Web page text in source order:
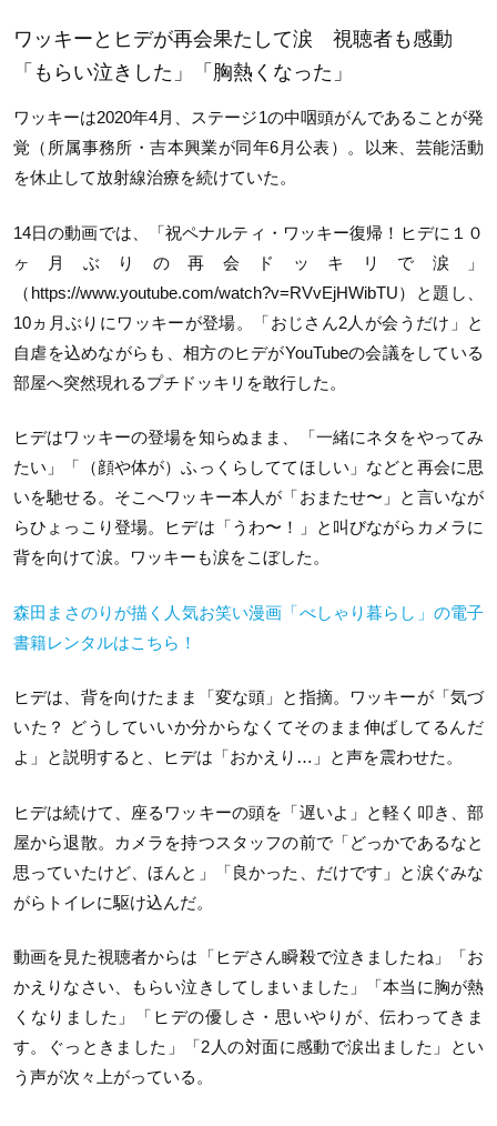
ワッキーとヒデが再会果たして涙 視聴者も感動
「もらい泣きした」「胸熱くなった」
ワッキーは2020年4月、ステージ1の中咽頭がんであることが発
覚（所属事務所・吉本興業が同年6月公表）。以来、芸能活動
を休止して放射線治療を続けていた。
14日の動画では、「祝ペナルティ・ワッキー復帰！ヒデに１０
ヶ月ぶりの再会ドッキリで涙」
（https://www.youtube.com/watch?v=RVvEjHWibTU）と題し、
10ヵ月ぶりにワッキーが登場。「おじさん2人が会うだけ」と
自虐を込めながらも、相方のヒデがYouTubeの会議をしている
部屋へ突然現れるプチドッキリを敢行した。
ヒデはワッキーの登場を知らぬまま、「一緒にネタをやってみ
たい」「（顔や体が）ふっくらしててほしい」などと再会に思
いを馳せる。そこへワッキー本人が「おまたせ〜」と言いなが
らひょっこり登場。ヒデは「うわ〜！」と叫びながらカメラに
背を向けて涙。ワッキーも涙をこぼした。
森田まさのりが描く人気お笑い漫画「べしゃり暮らし」の電子
書籍レンタルはこちら！
ヒデは、背を向けたまま「変な頭」と指摘。ワッキーが「気づ
いた？ どうしていいか分からなくてそのまま伸ばしてるんだ
よ」と説明すると、ヒデは「おかえり…」と声を震わせた。
ヒデは続けて、座るワッキーの頭を「遅いよ」と軽く叩き、部
屋から退散。カメラを持つスタッフの前で「どっかであるなと
思っていたけど、ほんと」「良かった、だけです」と涙ぐみな
がらトイレに駆け込んだ。
動画を見た視聴者からは「 ヒデさん瞬殺で泣きましたね 」 「お
かえりなさい、もらい泣きしてしまいました 」「本当に胸が熱
くなりました 」「 ヒデの優しさ・思いやりが、伝わってきま
す。ぐっときました」「2人の対面に感動で涙出ました」とい
う声が次々上がっている。